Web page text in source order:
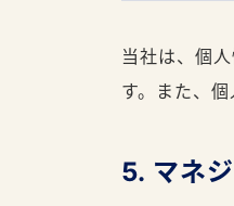
当社は、個
す。また、
5. マネ